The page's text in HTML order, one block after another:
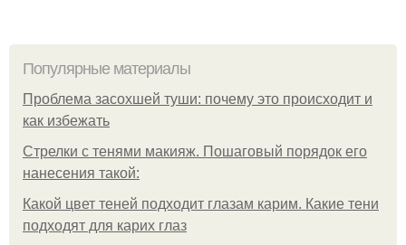
Популярные материалы
Проблема засохшей туши: почему это происходит и
как избежать
Стрелки с тенями макияж. Пошаговый порядок его
нанесения такой:
Какой цвет теней подходит глазам карим. Какие тени
подходят для карих глаз